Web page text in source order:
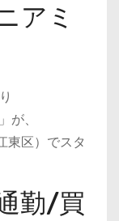
アミ
、
東区）でスタ
勤/買